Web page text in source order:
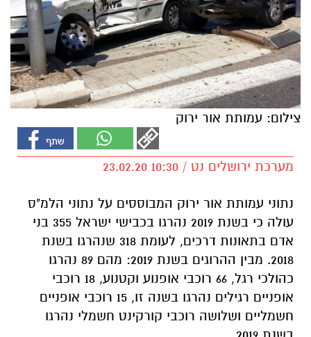
צילום: עמותת אור ירוק
מערכת ירושלים נט / 10:30 23.02.20
נתוני עמותת אור ירוק המבוססים על נתוני הלמ"ס
עולה כי בשנת 2019 נהרגו בכבישי ישראל 355 בני
אדם בתאונות דרכים, לעומת 318 שנהרגו בשנת
2018. מבין ההרוגים בשנת 2019: מהם 89 נהרגו
כהולכי רגל, 66 רוכבי אופנוע וקטנוע, 18 רוכבי
אופניים רגילים נהרגו בשנה זו, 15 רוכבי אופניים
חשמליים ושלושה רוכבי קורקינט חשמלי נהרגו